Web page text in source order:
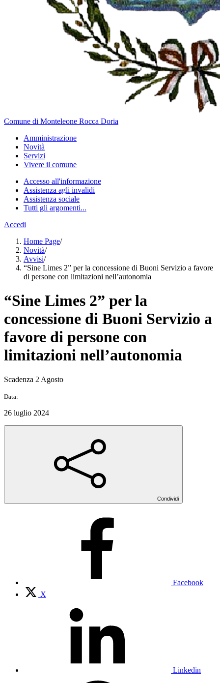
Comune di Monteleone Rocca Doria
Amministrazione
Novità
Servizi
Vivere il comune
Accesso all'informazione
Assistenza agli invalidi
Assistenza sociale
Tutti gli argomenti...
Accedi
Home Page/
Novità/
Avvisi/
“Sine Limes 2” per la concessione di Buoni Servizio a favore
di persone con limitazioni nell’autonomia
“Sine Limes 2” per la
concessione di Buoni Servizio a
favore di persone con
limitazioni nell’autonomia
Scadenza 2 Agosto
Data:
26 luglio 2024
Condividi
Facebook
X
Linkedin